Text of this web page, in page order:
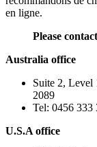
en ligne.
Please
Australia office
Suite 2, Level
2089
Tel: 0456 333
U.S.A office